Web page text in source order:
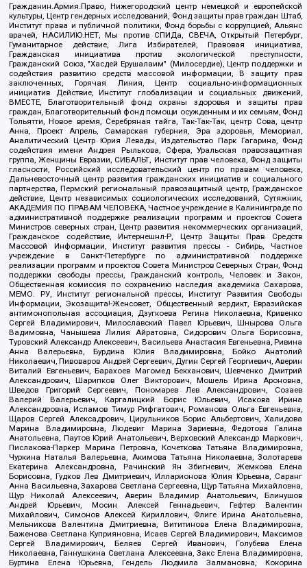
Гражданин.Армия.Право, Нижегородский центр немецкой и европейской
культуры, Центр гендерных исследований, Фонд защиты прав граждан Штаб,
Институт права и публичной политики, Фонд борьбы с коррупцией, Альянс
врачей, НАСИЛИЮ.НЕТ, Мы против СПИДа, СВЕЧА, Открытый Петербург,
Гуманитарное действие, Лига Избирателей, Правовая инициатива,
Гражданская инициатива против экологической преступности,
Гражданский Союз, "Хасдей Ерушалаим" (Милосердие), Центр поддержки и
содействия развитию средств массовой информации, В защиту прав
заключенных, Горячая Линия, Центр социально-информационных
инициатив Действие, Институт глобализации и социальных движений,
ВМЕСТЕ, Благотворительный фонд охраны здоровья и защиты прав
граждан, Благотворительный фонд помощи осужденным и их семьям, Фонд
Тольятти, Новое время, Серебряная тайга, Так-Так-Так, центр Сова, центр
Анна, Проект Апрель, Самарская губерния, Эра здоровья, Мемориал,
Аналитический Центр Юрия Левады, Издательство Парк Гагарина, Фонд
содействия имени Андрея Рылькова, Сфера, Уральская правозащитная
группа, Женщины Евразии, СИБАЛЬТ, Институт прав человека, Фонд защиты
гласности, Российский исследовательский центр по правам человека,
Дальневосточный центр развития гражданских инициатив и социального
партнерства, Пермский региональный правозащитный центр, Гражданское
действие, Центр независимых социологических исследований, Сутяжник,
АКАДЕМИЯ ПО ПРАВАМ ЧЕЛОВЕКА, Частное учреждение в Калининграде по
административной поддержке реализации программ и проектов Совета
Министров северных стран, Центр развития некоммерческих организаций,
Гражданское содействие, Интернешнл-Р, Центр Защиты Прав Средств
Массовой Информации, Институт развития прессы - Сибирь, Частное
учреждение в Санкт-Петербурге по административной поддержке
реализации программ и проектов Совета Министров Северных Стран, Фонд
поддержки свободы прессы, Гражданский контроль, Человек и Закон,
Общественная комиссия по сохранению наследия академика Сахарова,
МЕМО. РУ, Институт региональной прессы, Институт Развития Свободы
Информации, Экозащита!-Женсовет, Общественный вердикт, Евразийская
антимонопольная ассоциация, Дзугкоева Регина Николаевна, Кривенко
Сергей Владимирович, Милославский Павел Юрьевич, Шнырова Ольга
Вадимовна, Чанышева Лилия Айратовна, Сидорович Ольга Борисовна,
Туровский Александр Алексеевич, Васильева Анастасия Евгеньевна, Ривина
Анна Валерьевна, Бурдина Юлия Владимировна, Бойко Анатолий
Николаевич, Пивоваров Андрей Сергеевич, Дугин Сергей Георгиевич, Аверин
Виталий Евгеньевич, Барахоев Магомед Бекханович, Шевченко Дмитрий
Александрович, Шарипков Олег Викторович, Мошель Ирина Ароновна,
Шведов Григорий Сергеевич, Пономарев Лев Александрович, Созаев
Валерий Валерьевич, Каргалицкий Борис Юльевич, Исакова Ирина
Александровна, Исламов Тимур Рифгатович, Романова Ольга Евгеньевна,
Щаров Сергей Алексадрович, Цирульников Борис Альбертович, Халидова
Марина Владимировна, Людевиг Марина Зариевна, Федотова Галина
Анатольевна, Паутов Юрий Анатольевич, Верховский Александр Маркович,
Пислакова-Паркер Марина Петровна, Кочеткова Татьяна Владимировна,
Чуркина Наталья Валерьевна, Акимова Татьяна Николаевна, Золотарева
Екатерина Александровна, Рачинский Ян Збигневич, Жемкова Елена
Борисовна, Гудков Лев Дмитриевич, Илларионова Юлия Юрьевна, Саранг
Анна Васильевна, Захарова Светлана Сергеевна, Щур Татьяна Михайловна,
Щур Николай Алексеевич, Аверин Владимир Анатольевич, Блинушов
Андрей Юрьевич, Мосин Алексей Геннадьевич, Гефтер Валентин
Михайлович, Симонов Алексей Кириллович, Флиге Ирина Анатольевна,
Мельникова Валентина Дмитриевна, Вититинова Елена Владимировна,
Баженова Светлана Куприяновна, Исаев Сергей Владимирович, Максимов
Сергей Владимирович, Беляев Сергей Иванович, Голубева Елена
Николаевна, Ганнушкина Светлана Алексеевна, Закс Елена Владимировна,
Буртина Елена Юрьевна, Гендель Людмила Залмановна, Кокорина